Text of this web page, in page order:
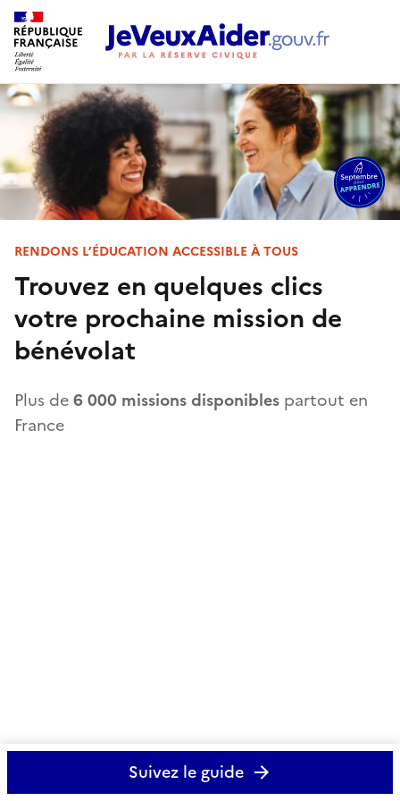
RENDONS L’ÉDUCATION ACCESSIBLE À TOUS
Trouvez en quelques clics
votre prochaine mission de
bénévolat
Plus de6 000 missions disponibles partout en
France
Suivez le guide